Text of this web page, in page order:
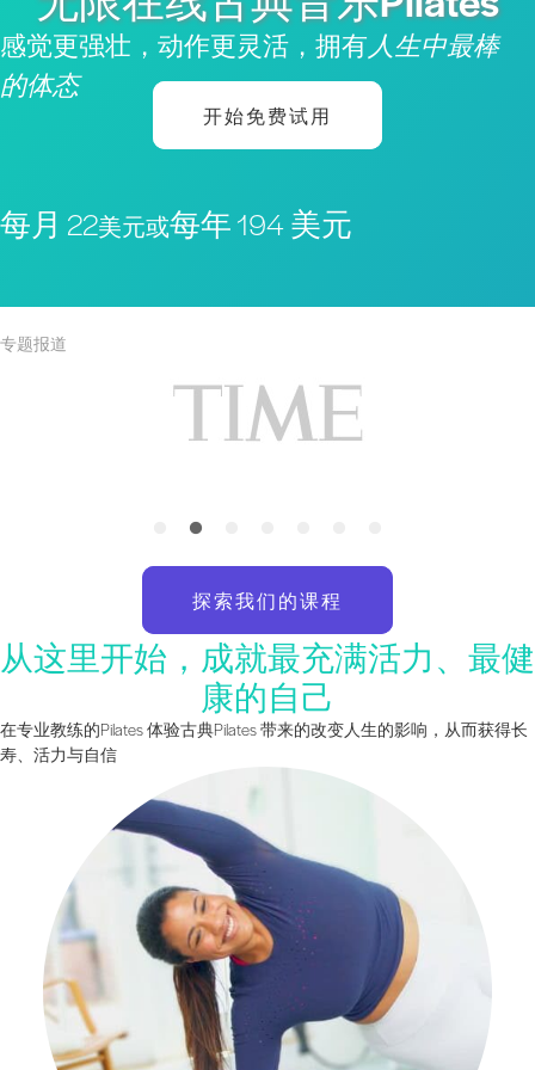
感觉更强壮，动作更灵活，拥有人生中最棒
的体态
开始免费试用
每月 22美元或每年 194 美元
专题报道
探索我们的课程
从这里开始，成就最充满活力、最健
康的自己
在专业教练的Pilates 体验古典Pilates 带来的改变人生的影响，从而获得长
寿、活力与自信